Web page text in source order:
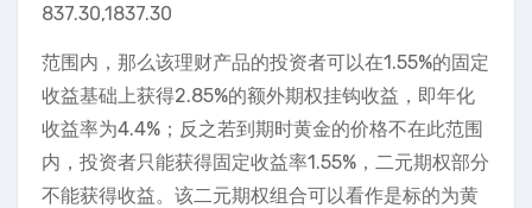
837.30,1837.30
范围内，那么该理财产品的投资者可以在1.55%的固定
收益基础上获得2.85%的额外期权挂钩收益，即年化
收益率为4.4%；反之若到期时黄金的价格不在此范围
内，投资者只能获得固定收益率1.55%，二元期权部分
不能获得收益。该二元期权组合可以看作是标的为黄